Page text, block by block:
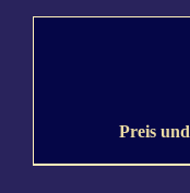
Preis